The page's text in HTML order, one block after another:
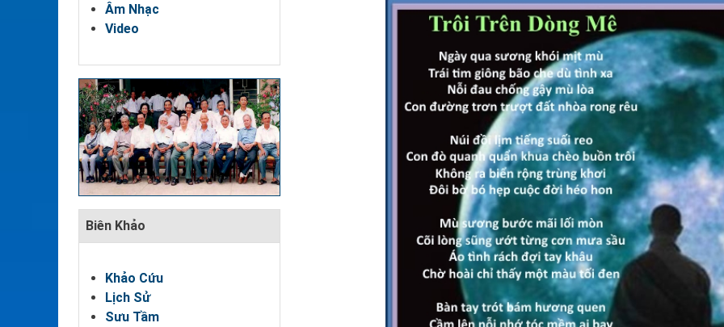
Âm Nhạc
Video
Biên Khảo
Khảo Cứu
Lịch Sử
Sưu Tầm